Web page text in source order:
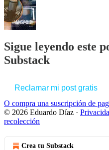
Sigue leyendo este
Substack
Reclamar mi post gratis
O compra una suscripción de
© 2026 Eduardo Díaz ·
recolección
Crea tu Substack